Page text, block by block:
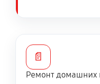
📄
Ремонт домашних